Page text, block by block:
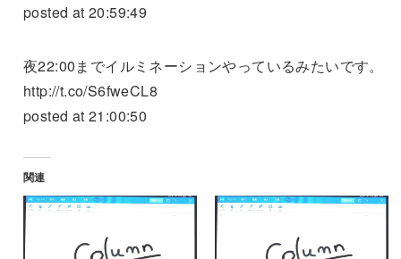
posted at 20:59:49
夜22:00までイルミネーションやっているみたいです。
http://t.co/S6fweCL8
posted at 21:00:50
関連